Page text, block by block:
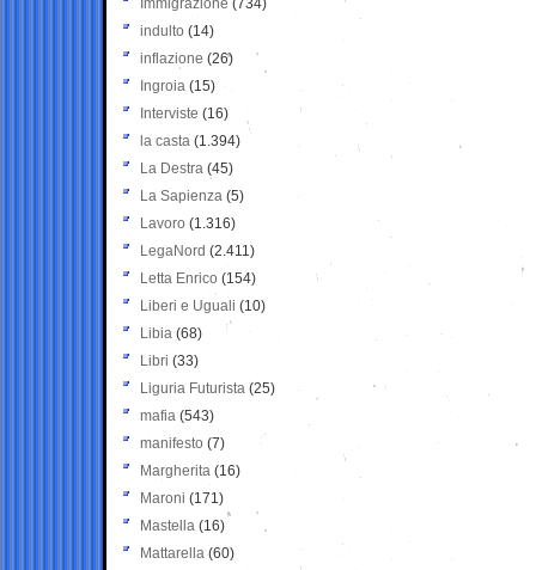
Immigrazione (734)
indulto (14)
inflazione (26)
Ingroia (15)
Interviste (16)
la casta (1.394)
La Destra (45)
La Sapienza (5)
Lavoro (1.316)
LegaNord (2.411)
Letta Enrico (154)
Liberi e Uguali (10)
Libia (68)
Libri (33)
Liguria Futurista (25)
mafia (543)
manifesto (7)
Margherita (16)
Maroni (171)
Mastella (16)
Mattarella (60)